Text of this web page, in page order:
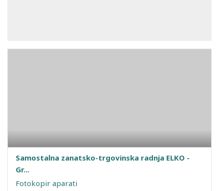
Samostalna zanatsko-trgovinska radnja ELKO -
Gr...
Fotokopir aparati